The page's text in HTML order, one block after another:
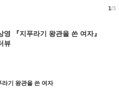
영 『지푸라기 왕관을 쓴 여자』
뷰
라기 왕관을 쓴 여자
1/3